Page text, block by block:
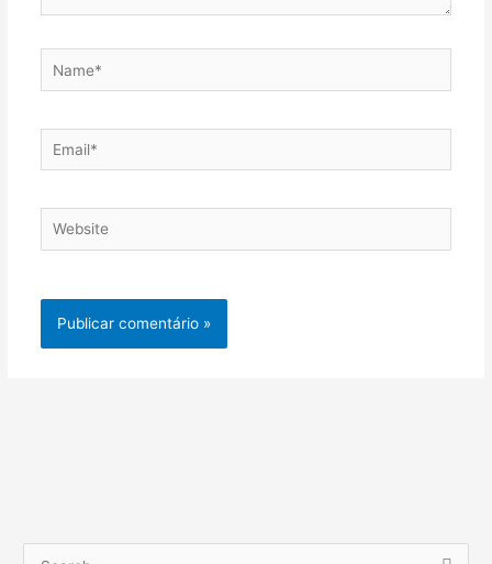
Name*
Email*
Website